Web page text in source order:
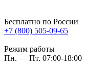
Бесплатно по России
+7 (800) 505-09-65
Режим работы
Пн. — Пт. 07:00-18:00